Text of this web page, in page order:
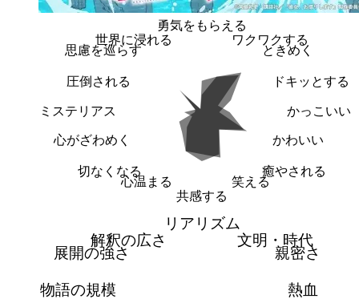
勇気をもらえる
ワクワクする
ときめく
ドキッとする
かっこいい
かわいい
癒やされる
笑える
共感する
心温まる
切なくなる
心がざわめく
ミステリアス
圧倒される
思慮を巡らす
世界に浸れる
リアリズム
文明・時代
親密さ
熱血
物語の規模
展開の強さ
解釈の広さ